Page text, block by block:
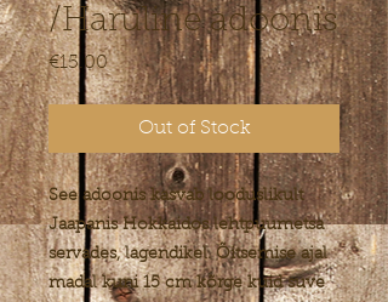
/Haruline adoonis
€15.00Price
Out of Stock
See adoonis kasvab looduslikult
Jaapanis Hokkaidos lehtpuumetsa
servades, lagendikel. Õitsemise ajal
madal kuni 15 cm kõrge kuid suve